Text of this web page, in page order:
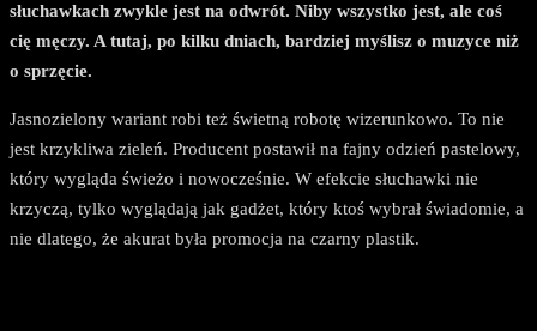
słuchawkach zwykle jest na odwrót. Niby wszystko jest, ale coś
cię męczy. A tutaj, po kilku dniach, bardziej myślisz o muzyce niż
o sprzęcie.
Jasnozielony wariant robi też świetną robotę wizerunkowo. To nie
jest krzykliwa zieleń. Producent postawił na fajny odzień pastelowy,
który wygląda świeżo i nowocześnie. W efekcie słuchawki nie
krzyczą, tylko wyglądają jak gadżet, który ktoś wybrał świadomie, a
nie dlatego, że akurat była promocja na czarny plastik.